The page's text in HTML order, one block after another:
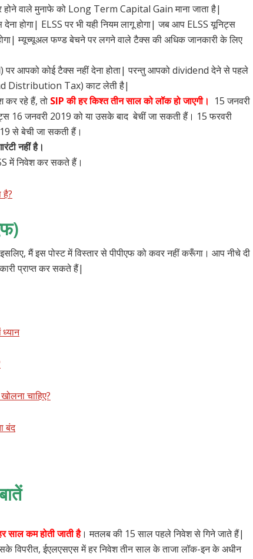
होने वाले मुनाफे को Long Term Capital Gain माना जाता है|
होगा| ELSS पर भी यही नियम लागू होगा| जब आप ELSS यूनिट्स
म्यूच्यूअल फण्ड बेचने पर लगने वाले टैक्स की अधिक जानकारी के लिए
आपको कोई टैक्स नहीं देना होता| परन्तु आपको dividend देने से पहले
Distribution Tax) काट लेती है|
कर रहे हैं, तो SIP की हर किश्त तीन साल को लॉक हो जाएगी। 15 जनवरी
16 जनवरी 2019 को या उसके बाद बेचीं जा सकती हैं। 15 फरवरी
से बेची जा सकती हैं।
नहीं है।
में निवेश कर सकते हैं।
मैं इस पोस्ट में विस्तार से पीपीएफ को कवर नहीं करूँगा। आप नीचे दी
प्राप्त कर सकते हैं|
चाहिए?
बंद
साल कम होती जाती है। मतलब की 15 साल पहले निवेश से गिने जाते हैं|
विपरीत, ईएलएसएस में हर निवेश तीन साल के ताजा लॉक-इन के अधीन